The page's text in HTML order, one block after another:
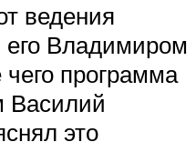
ведения
его Владимиром
программа
Василий
это